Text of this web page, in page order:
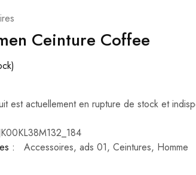
Ceinture Coffee
est actuellement en rupture de stock et
:
Accessoires, ads 01, Ceintures, Homme